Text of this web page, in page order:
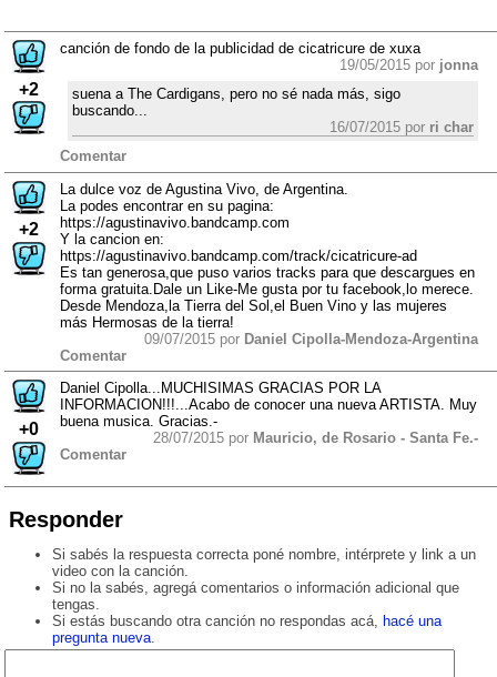
+2
canción de fondo de la publicidad de cicatricure de xuxa
19/05/2015 por jonna
suena a The Cardigans, pero no sé nada más, sigo
buscando...
16/07/2015 por ri char
Comentar
+2
La dulce voz de Agustina Vivo, de Argentina.
La podes encontrar en su pagina:
https://agustinavivo.bandcamp.com
Y la cancion en:
https://agustinavivo.bandcamp.com/track/cicatricure-ad
Es tan generosa,que puso varios tracks para que descargues en
forma gratuita.Dale un Like-Me gusta por tu facebook,lo merece.
Desde Mendoza,la Tierra del Sol,el Buen Vino y las mujeres
más Hermosas de la tierra!
09/07/2015 por Daniel Cipolla-Mendoza-Argentina
Comentar
+0
Daniel Cipolla...MUCHISIMAS GRACIAS POR LA
INFORMACION!!!...Acabo de conocer una nueva ARTISTA. Muy
buena musica. Gracias.-
28/07/2015 por Mauricio, de Rosario - Santa Fe.-
Comentar
Responder
Si sabés la respuesta correcta poné nombre, intérprete y link a un
video con la canción.
Si no la sabés, agregá comentarios o información adicional que
tengas.
Si estás buscando otra canción no respondas acá, hacé una
pregunta nueva.